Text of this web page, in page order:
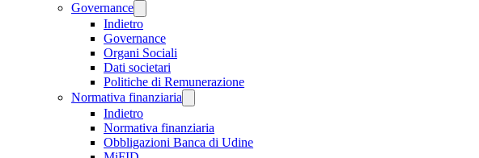
Governance
Indietro
Governance
Organi Sociali
Dati societari
Politiche di Remunerazione
Normativa finanziaria
Indietro
Normativa finanziaria
Obbligazioni Banca di Udine